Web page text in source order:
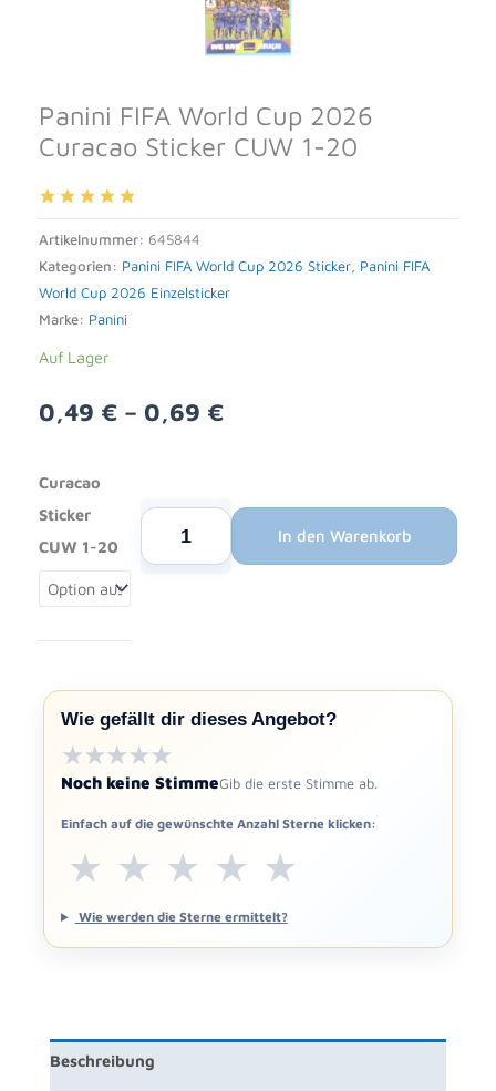
Panini FIFA World Cup 2026
Curacao Sticker CUW 1-20
Artikelnummer: 645844
Kategorien: Panini FIFA World Cup 2026 Sticker Panini FIFA
World Cup 2026 Einzelsticker
Marke: Panini
Auf Lager
0,49 € – 0,69 €
Curacao
Sticker
CUW 1-20
Panini
1-
20
Menge
In den Warenkorb
Alternative:
Wie gefällt dir dieses Angebot?
★★★★★
★★★★★
Noch keine StimmeGib die erste Stimme ab.
Einfach auf die gewünschte Anzahl Sterne klicken:
★
★
★
★
★
Wie werden die Sterne ermittelt?
Beschreibung